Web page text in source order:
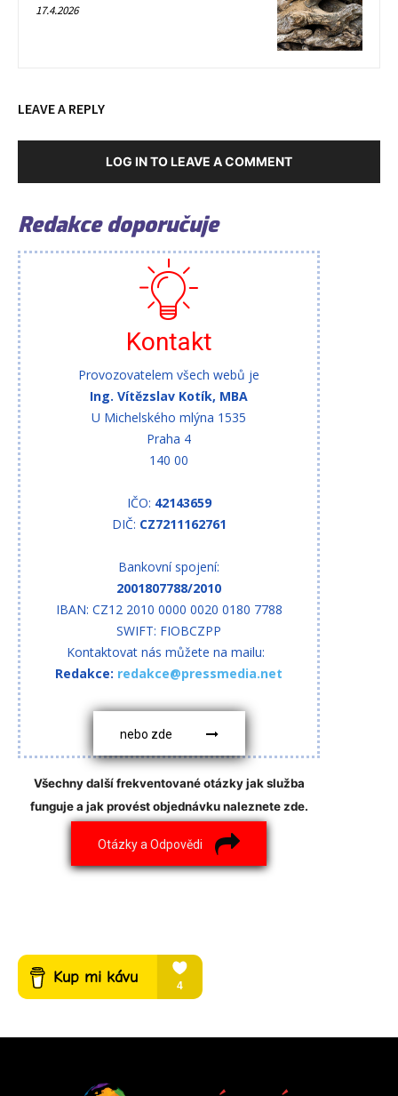
17.4.2026
LEAVE A REPLY
LOG IN TO LEAVE A COMMENT
Redakce doporučuje
Kontakt
Provozovatelem všech webů je
Ing. Vítězslav Kotík, MBA
U Michelského mlýna 1535
Praha 4
140 00
IČO: 42143659
DIČ: CZ7211162761
Bankovní spojení:
2001807788/2010
IBAN: CZ12 2010 0000 0020 0180 7788
SWIFT: FIOBCZPP
Kontaktovat nás můžete na mailu:
Redakce: redakce@pressmedia.net
nebo zde
Všechny další frekventované otázky jak služba
funguje a jak provést objednávku naleznete zde.
Otázky a Odpovědi